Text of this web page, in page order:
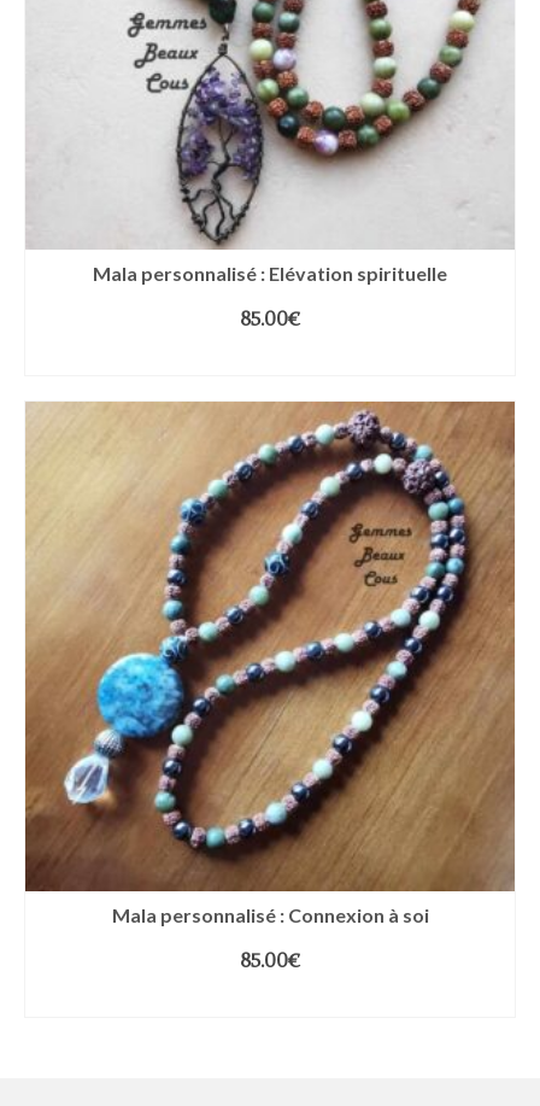
Mala personnalisé : Elévation spirituelle
85.00€
Mala personnalisé : Connexion à soi
85.00€